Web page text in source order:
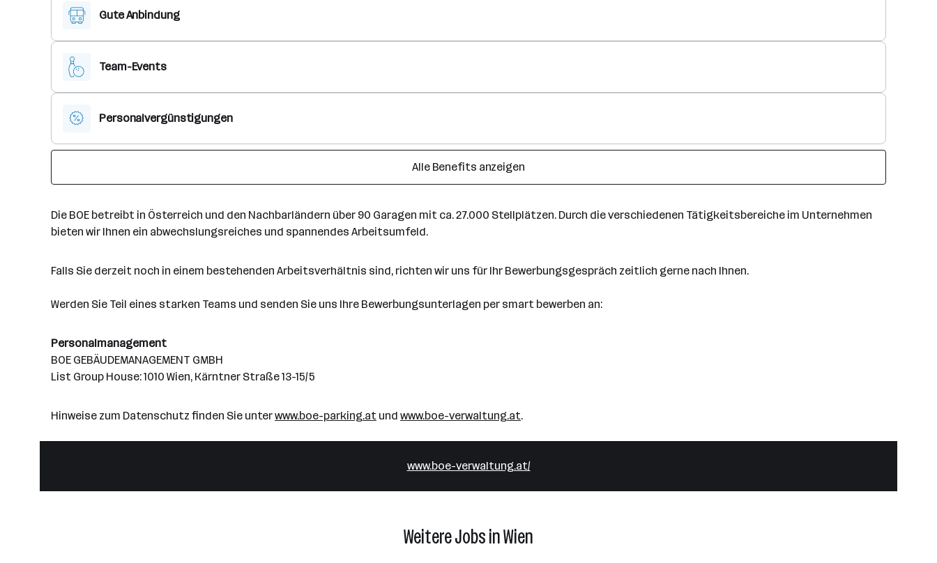
Gute Anbindung
Team-Events
Personalvergünstigungen
Alle Benefits anzeigen
Die BOE betreibt in Österreich und den Nachbarländern über 90 Garagen mit ca. 27.000 Stellplätzen. Durch die verschiedenen Tätigkeitsbereiche im Unternehmen
bieten wir Ihnen ein abwechslungsreiches und spannendes Arbeitsumfeld.
Falls Sie derzeit noch in einem bestehenden Arbeitsverhältnis sind, richten wir uns für Ihr Bewerbungsgespräch zeitlich gerne nach Ihnen.
Werden Sie Teil eines starken Teams und senden Sie uns Ihre Bewerbungsunterlagen per smart bewerben an:
Personalmanagement
BOE GEBÄUDEMANAGEMENT GMBH
List Group House: 1010 Wien, Kärntner Straße 13-15/5
Hinweise zum Datenschutz finden Sie unterwww.boe-parking.at und www.boe-verwaltung.at.
www.boe-verwaltung.at/
Weitere Jobs in Wien